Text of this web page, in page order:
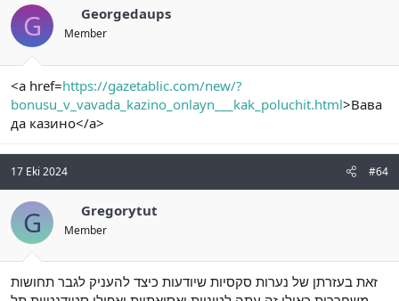
G Georgedaups
Member
<a href=https://gazetablic.com/new/?
bonusu_v_vavada_kazino_onlayn___kak_poluchit.html>Вава
да казино</a>
17 Eki 2024 #64
G Gregorytut
Member
זאת בעזרתן של נערות סקסיות שיודעות כיצד להעניק לגבר תחושות